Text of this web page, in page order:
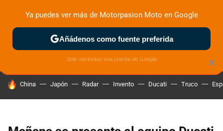
ZONA DE PRUEBAS DEPORTIVAS MOTOS ELÉCTRICAS
HOY SE HABLA DE
China Japón Radar Invento Ducati Truco
×
Ya puedes ver más de Motorpasion Moto en Google
Añádenos como fuente preferida
Solo necesitas una cuenta de Google